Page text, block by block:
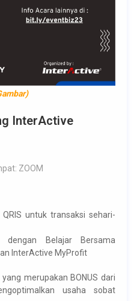
InterActive
ZOOM
untuk transaksi sehari-
Belajar Bersama
InterActive MyProfit
merupakan BONUS dari
usaha sobat